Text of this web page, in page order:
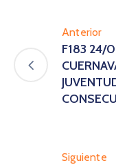
Anterior
F183 24/
Siguiente